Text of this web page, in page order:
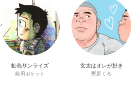
虹色サンライズ
前田ポケット
玄太はオレが好き
野原くろ